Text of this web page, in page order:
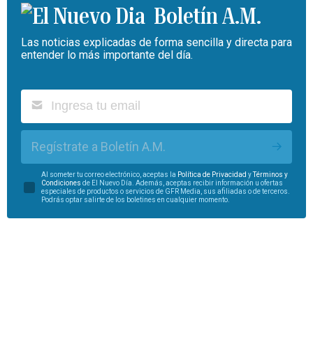
Boletín A.M.
Las noticias explicadas de forma sencilla y directa para
entender lo más importante del día.
Regístrate a Boletín A.M.
Al someter tu correo electrónico, aceptas la Política de Privacidad yTérminos y
Condiciones de El Nuevo Día. Además, aceptas recibir información u ofertas
especiales de productos o servicios de GFR Media, sus afiliadas o de terceros.
Podrás optar salirte de los boletines en cualquier momento.